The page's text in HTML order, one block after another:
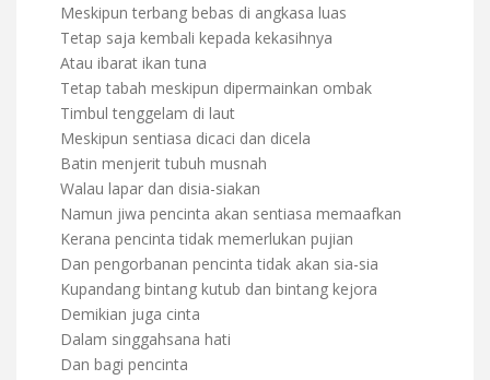
Meskipun terbang bebas di angkasa luas
Tetap saja kembali kepada kekasihnya
Atau ibarat ikan tuna
Tetap tabah meskipun dipermainkan ombak
Timbul tenggelam di laut
Meskipun sentiasa dicaci dan dicela
Batin menjerit tubuh musnah
Walau lapar dan disia-siakan
Namun jiwa pencinta akan sentiasa memaafkan
Kerana pencinta tidak memerlukan pujian
Dan pengorbanan pencinta tidak akan sia-sia
Kupandang bintang kutub dan bintang kejora
Demikian juga cinta
Dalam singgahsana hati
Dan bagi pencinta